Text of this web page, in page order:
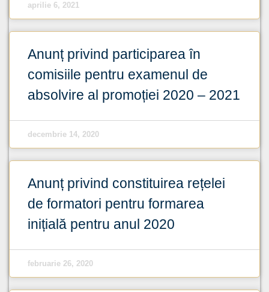
aprilie 6, 2021
Anunț privind participarea în
comisiile pentru examenul de
absolvire al promoției 2020 – 2021
decembrie 14, 2020
Anunț privind constituirea rețelei
de formatori pentru formarea
inițială pentru anul 2020
februarie 26, 2020